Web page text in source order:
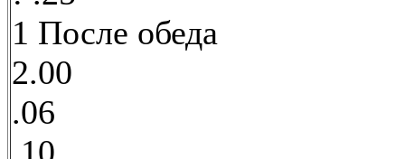
1 После обеда
2.00
.06